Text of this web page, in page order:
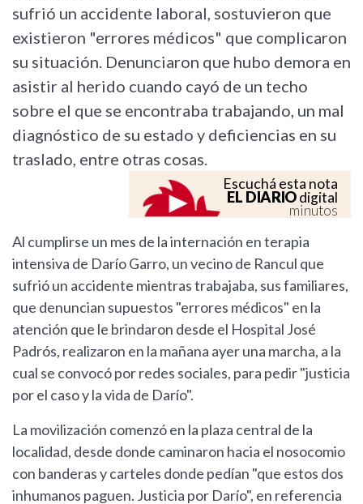
sufrió un accidente laboral, sostuvieron que
existieron "errores médicos" que complicaron
su situación. Denunciaron que hubo demora en
asistir al herido cuando cayó de un techo
sobre el que se encontraba trabajando, un mal
diagnóstico de su estado y deficiencias en su
traslado, entre otras cosas.
Escuchá esta nota
EL DIARIOdigital
minutos
Al cumplirse un mes de la internación en terapia
intensiva de Darío Garro, un vecino de Rancul que
sufrió un accidente mientras trabajaba, sus familiares,
que denuncian supuestos "errores médicos" en la
atención que le brindaron desde el Hospital José
Padrós, realizaron en la mañana ayer una marcha, a la
cual se convocó por redes sociales, para pedir "justicia
por el caso y la vida de Darío".
La movilización comenzó en la plaza central de la
localidad, desde donde caminaron hacia el nosocomio
con banderas y carteles donde pedían "que estos dos
inhumanos paguen. Justicia por Darío", en referencia